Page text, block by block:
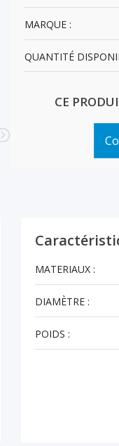
MARQUE :
QUANTITÉ
CE
MATERIAUX :
DIAMÈTRE :
POIDS :